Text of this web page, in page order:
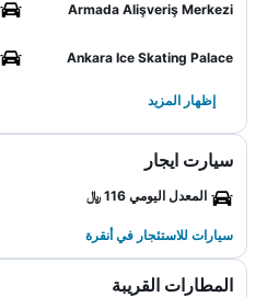
Armada Alişveriş Merkezi
Ankara Ice Skating Palace
إظهار المزيد
سيارت ايجار
المعدل اليومي 116 ﷼
سيارات للاستئجار في أنقرة
المطارات القريبة